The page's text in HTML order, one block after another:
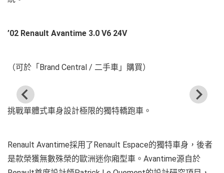
’02 Renault Avantime 3.0 V6 24V
（可於「Brand Central / 二手車」購買）
挑戰單體式車身設計極限的獨特轎跑車。
Renault Avantime採用了Renault Espace的獨特車身，後者
是款榮獲無數殊榮的歐洲迷你廂型車。Avantime源自於